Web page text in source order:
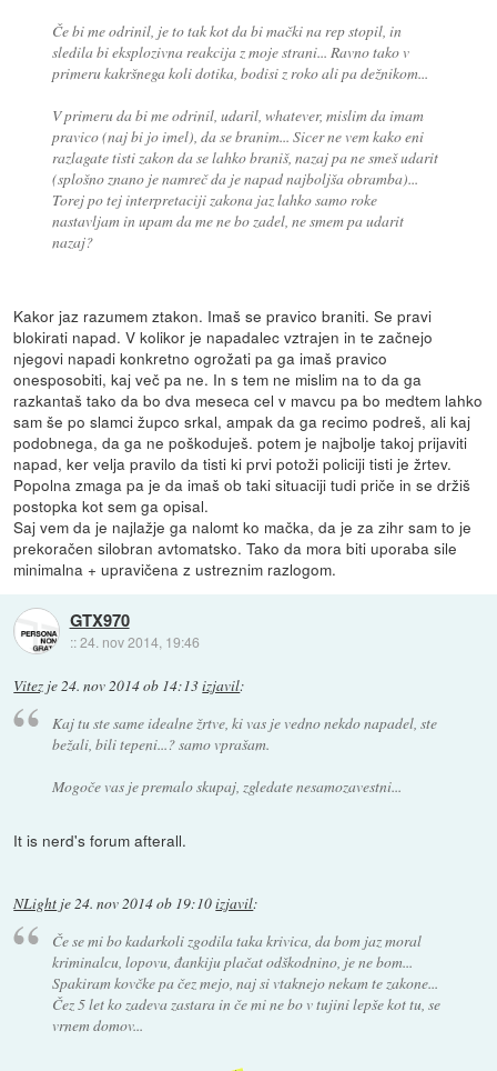
Če bi me odrinil, je to tak kot da bi mački na rep stopil, in
sledila bi eksplozivna reakcija z moje strani... Ravno tako v
primeru kakršnega koli dotika, bodisi z roko ali pa dežnikom...
V primeru da bi me odrinil, udaril, whatever, mislim da imam
pravico (naj bi jo imel), da se branim... Sicer ne vem kako eni
razlagate tisti zakon da se lahko braniš, nazaj pa ne smeš udarit
(splošno znano je namreč da je napad najboljša obramba)...
Torej po tej interpretaciji zakona jaz lahko samo roke
nastavljam in upam da me ne bo zadel, ne smem pa udarit
nazaj?
Kakor jaz razumem ztakon. Imaš se pravico braniti. Se pravi
blokirati napad. V kolikor je napadalec vztrajen in te začnejo
njegovi napadi konkretno ogrožati pa ga imaš pravico
onesposobiti, kaj več pa ne. In s tem ne mislim na to da ga
razkantaš tako da bo dva meseca cel v mavcu pa bo medtem lahko
sam še po slamci župco srkal, ampak da ga recimo podreš, ali kaj
podobnega, da ga ne poškoduješ. potem je najbolje takoj prijaviti
napad, ker velja pravilo da tisti ki prvi potoži policiji tisti je žrtev.
Popolna zmaga pa je da imaš ob taki situaciji tudi priče in se držiš
postopka kot sem ga opisal.
Saj vem da je najlažje ga nalomt ko mačka, da je za zihr sam to je
prekoračen silobran avtomatsko. Tako da mora biti uporaba sile
minimalna + upravičena z ustreznim razlogom.
GTX970
::24. nov 2014, 19:46
Vitez je24. nov 2014 ob 14:13izjavil:
Kaj tu ste same idealne žrtve, ki vas je vedno nekdo napadel, ste
bežali, bili tepeni...? samo vprašam.
Mogoče vas je premalo skupaj, zgledate nesamozavestni...
It is nerd's forum afterall.
NLight je24. nov 2014 ob 19:10izjavil:
Če se mi bo kadarkoli zgodila taka krivica, da bom jaz moral
kriminalcu, lopovu, đankiju plačat odškodnino, je ne bom...
Spakiram kovčke pa čez mejo, naj si vtaknejo nekam te zakone...
Čez 5 let ko zadeva zastara in če mi ne bo v tujini lepše kot tu, se
vrnem domov...